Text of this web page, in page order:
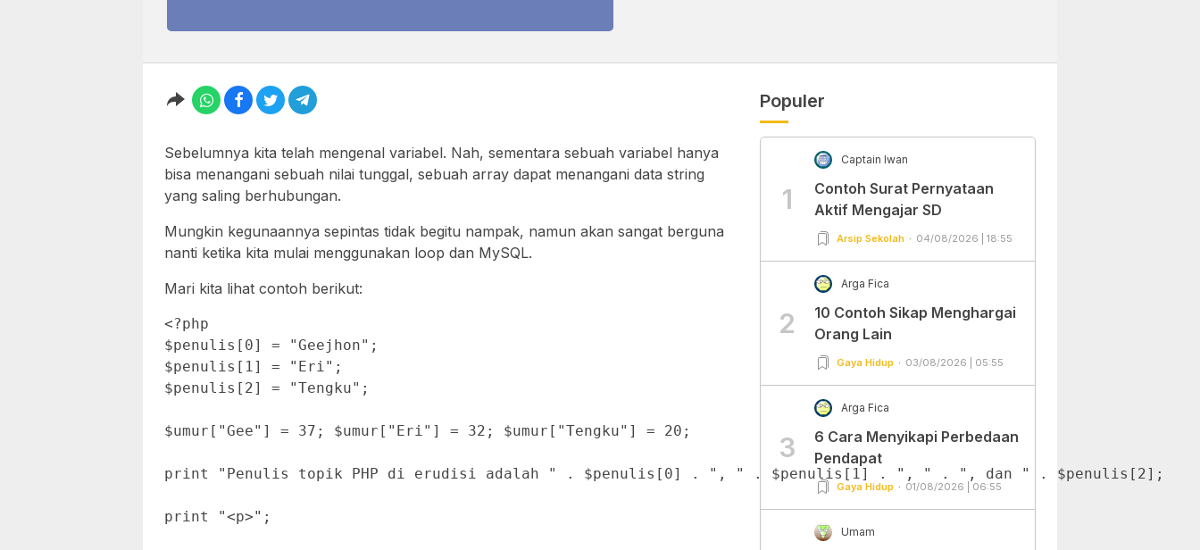
Sebelumnya kita telah mengenal variabel. Nah, sementara sebuah variabel hanya
bisa menangani sebuah nilai tunggal, sebuah array dapat menangani data string
yang saling berhubungan.
Mungkin kegunaannya sepintas tidak begitu nampak, namun akan sangat berguna
nanti ketika kita mulai menggunakan loop dan MySQL.
Mari kita lihat contoh berikut:
<?php
$penulis[0] = "Geejhon";
$penulis[1] = "Eri";
$penulis[2] = "Tengku";
$umur["Gee"] = 37; $umur["Eri"] = 32; $umur["Tengku"] = 20;
print "Penulis topik PHP di erudisi adalah " . $penulis[0] . ", " . $penulis[1] . ", " . ", dan " . $penulis[2];
print "<p>";
Populer
1
Captain Iwan
Contoh Surat Pernyataan
Aktif Mengajar SD
Arsip Sekolah 04/08/2026 | 18:55
2
Arga Fica
10 Contoh Sikap Menghargai
Orang Lain
Gaya Hidup 03/08/2026 | 05:55
3
Arga Fica
6 Cara Menyikapi Perbedaan
Pendapat
Gaya Hidup 01/08/2026 | 06:55
Umam